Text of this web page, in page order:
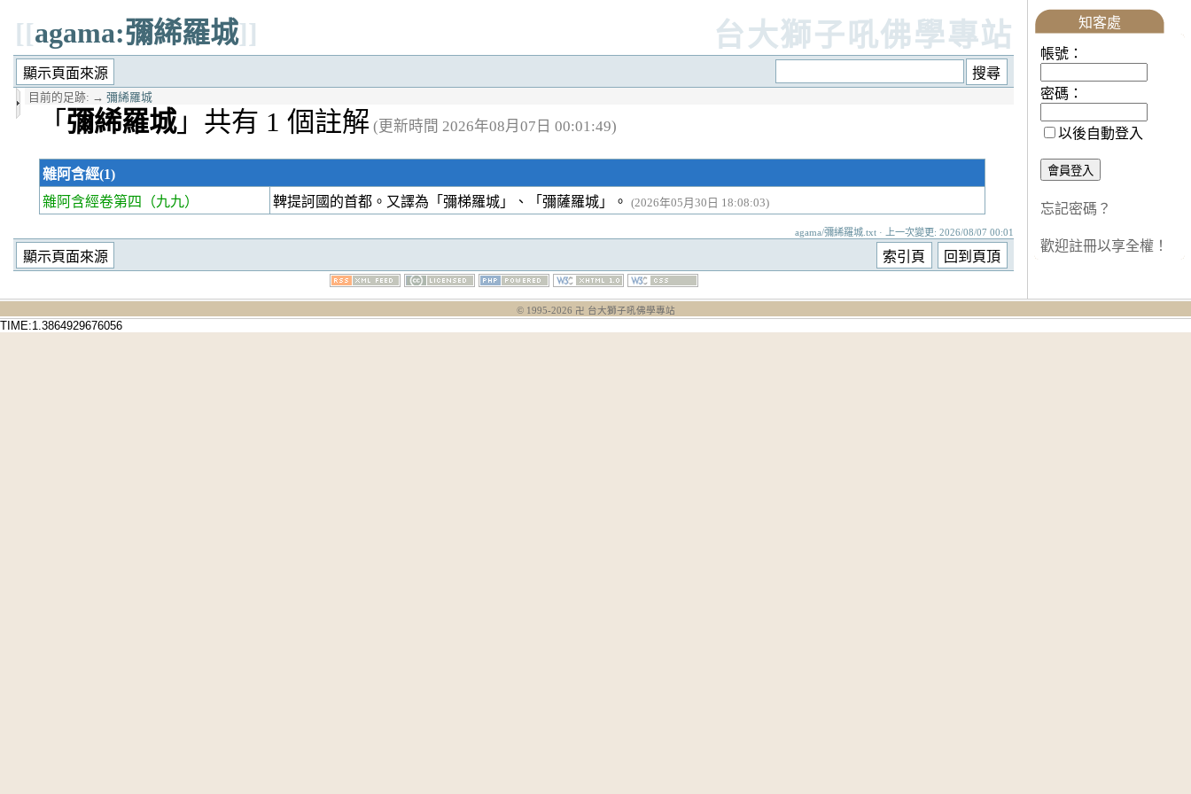
[[agama:彌絺羅城]] 台大獅子吼佛學專站
目前的足跡: → 彌絺羅城
「 彌絺羅城」共有 1 個註解 (更新時間 2026年08月07日 00:01:49)
雜阿含經(1)
雜阿含經卷第四
（九九） 鞞提訶國的首都。又譯為「彌梯羅城」、「彌薩羅城」。 (2026年05月30日 18:08:03)
agama/彌絺羅城.txt · 上一次變更: 2026/08/07 00:01
知客處
帳號：
密碼：
以後自動登入
忘記密碼？
歡迎註冊以享全權！
© 1995-2026 卍 台大獅子吼佛學專站
TIME:1.3864929676056